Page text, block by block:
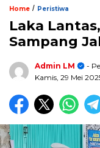
Home / Peristiwa
Laka
Sampang
Admin LM
-
Kamis, 29 Mei